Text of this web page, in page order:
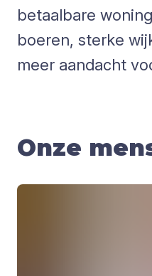
betaalbare
boeren, sterke
meer aandacht
Onze